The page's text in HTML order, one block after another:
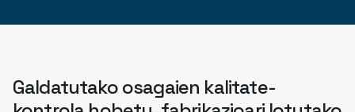
Galdatutako osagaien kalitate-